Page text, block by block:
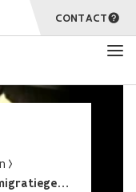
CONTACT
Amateurfilms leggen verborgen migratiegeschiedenis bloot